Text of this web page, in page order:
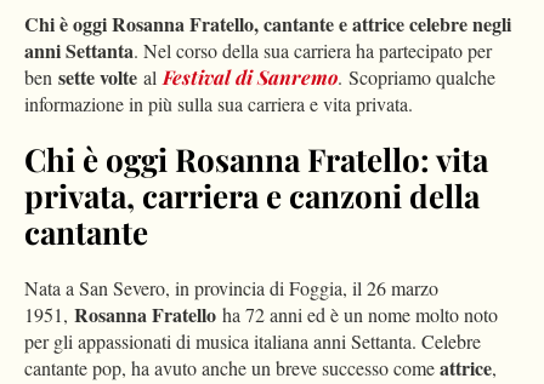
Chi è oggi Rosanna Fratello, cantante e attrice celebre negli
anni Settanta. Nel corso della sua carriera ha partecipato per
ben sette volte alFestival di Sanremo. Scopriamo qualche
informazione in più sulla sua carriera e vita privata.
Chi è oggi Rosanna Fratello: vita
privata, carriera e canzoni della
cantante
Nata a San Severo, in provincia di Foggia, il 26 marzo
1951, Rosanna Fratello ha 72 anni ed è un nome molto noto
per gli appassionati di musica italiana anni Settanta. Celebre
cantante pop, ha avuto anche un breve successo comeattrice,